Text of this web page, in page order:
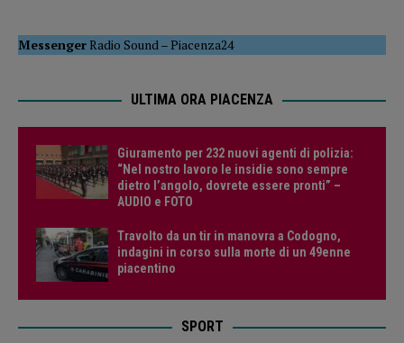
MessengerRadio Sound –Piacenza24
ULTIMA ORA PIACENZA
Giuramento per 232 nuovi agenti di polizia:
“Nel nostro lavoro le insidie sono sempre
dietro l’angolo, dovrete essere pronti” –
AUDIO e FOTO
Travolto da un tir in manovra a Codogno,
indagini in corso sulla morte di un 49enne
piacentino
SPORT